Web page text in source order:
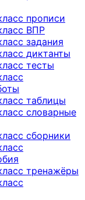
прописи
ВПР
задания
диктанты
тесты
таблицы
словарные
сборники
тренажёры